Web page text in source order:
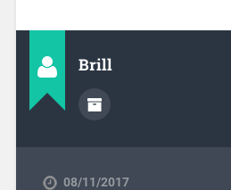
Brill
08/11/2017